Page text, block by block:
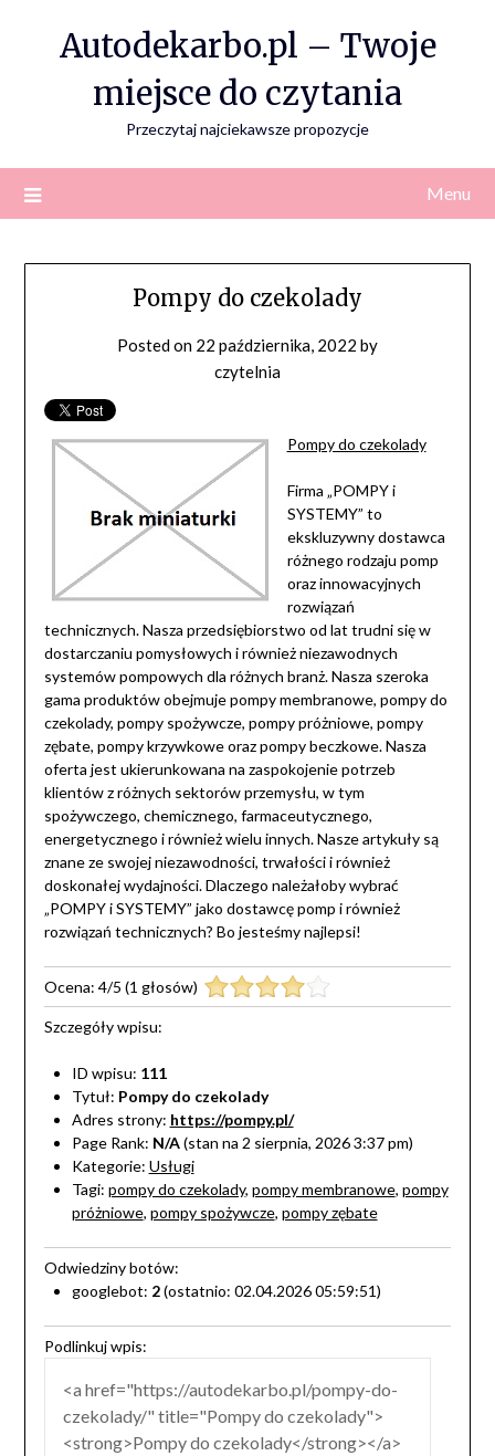
Autodekarbo.pl – Twoje
miejsce do czytania
Przeczytaj najciekawsze propozycje
Menu
Pompy do czekolady
Posted on 22 października, 2022 by
czytelnia
Pompy do czekolady
Firma „POMPY i
SYSTEMY” to
ekskluzywny dostawca
różnego rodzaju pomp
oraz innowacyjnych
rozwiązań
technicznych. Nasza przedsiębiorstwo od lat trudni się w
dostarczaniu pomysłowych i również niezawodnych
systemów pompowych dla różnych branż. Nasza szeroka
gama produktów obejmuje pompy membranowe, pompy do
czekolady, pompy spożywcze, pompy próżniowe, pompy
zębate, pompy krzywkowe oraz pompy beczkowe. Nasza
oferta jest ukierunkowana na zaspokojenie potrzeb
klientów z różnych sektorów przemysłu, w tym
spożywczego, chemicznego, farmaceutycznego,
energetycznego i również wielu innych. Nasze artykuły są
znane ze swojej niezawodności, trwałości i również
doskonałej wydajności. Dlaczego należałoby wybrać
„POMPY i SYSTEMY” jako dostawcę pomp i również
rozwiązań technicznych? Bo jesteśmy najlepsi!
Ocena: 4/5 (1 głosów)
Szczegóły wpisu:
ID wpisu: 111
Tytuł: Pompy do czekolady
Adres strony: https://pompy.pl/
Page Rank: N/A(stan na 2 sierpnia, 2026 3:37 pm)
Kategorie: Usługi
Tagi: pompy do czekolady, pompy membranowe, pompy
próżniowe, pompy spożywcze, pompy zębate
Odwiedziny botów:
googlebot: 2(ostatnio: 02.04.2026 05:59:51)
Podlinkuj wpis: